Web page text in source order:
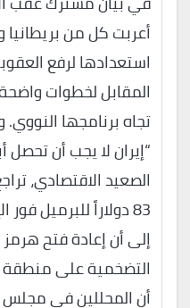
أعربت كل من بريطانيا
استعدادها لرفع
المقابل لخطوات
تجاه برنامجها
“إيران لا يجب أن
83 دولاراً للبرميل
إلى أن إعادة فتح
التضخمية على
أن المحللين في